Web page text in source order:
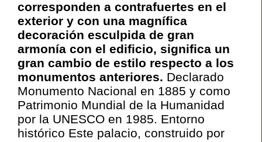
corresponden a contrafuertes en el
exterior y con una magnífica
decoración esculpida de gran
armonía con el edificio, significa un
gran cambio de estilo respecto a los
monumentos anteriores. Declarado
Monumento Nacional en 1885 y como
Patrimonio Mundial de la Humanidad
por la UNESCO en 1985. Entorno
histórico Este palacio, construido por